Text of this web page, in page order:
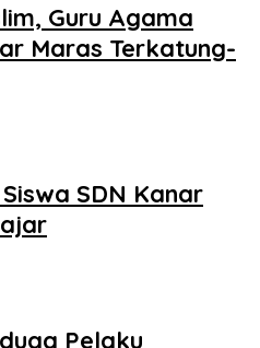
Guru Agama
Maras Terkatung-
SDN Kanar
Pelaku